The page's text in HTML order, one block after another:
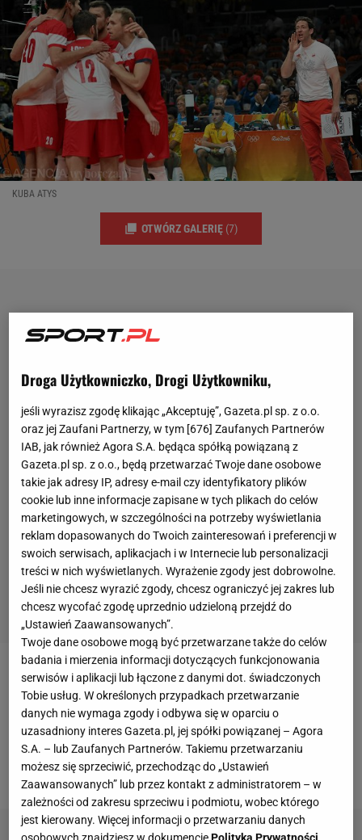
KUBA ATYS
OTWÓRZ GALERIĘ (7)
Przed turniejem olimpijskim formapolskichsiatkarzy
nie była imponująca. Kibice zastanawiali się, jak
polscy zawodnicy wypadną w Rio de Janeiro.
StephaneAntigauspokajał, że forma przyjdzie w
odpowiednim momencie. Miał rację.
Droga Użytkowniczko, Drogi Użytkowniku,
jeśli wyrazisz zgodę klikając „Akceptuję”, Gazeta.pl sp. z o.o.
oraz jej Zaufani Partnerzy, w tym [676] Zaufanych Partnerów
IAB, jak również Agora S.A. będąca spółką powiązaną z
Gazeta.pl sp. z o.o., będą przetwarzać Twoje dane osobowe
takie jak adresy IP, adresy e-mail czy identyfikatory plików
cookie lub inne informacje zapisane w tych plikach do celów
marketingowych, w szczególności na potrzeby wyświetlania
reklam dopasowanych do Twoich zainteresowań i preferencji w
swoich serwisach, aplikacjach i w Internecie lub personalizacji
treści w nich wyświetlanych. Wyrażenie zgody jest dobrowolne.
Jeśli nie chcesz wyrazić zgody, chcesz ograniczyć jej zakres lub
chcesz wycofać zgodę uprzednio udzieloną przejdź do
„Ustawień Zaawansowanych”.
Twoje dane osobowe mogą być przetwarzane także do celów
badania i mierzenia informacji dotyczących funkcjonowania
serwisów i aplikacji lub łączone z danymi dot. świadczonych
Tobie usług. W określonych przypadkach przetwarzanie
danych nie wymaga zgody i odbywa się w oparciu o
uzasadniony interes Gazeta.pl, jej spółki powiązanej – Agora
S.A. – lub Zaufanych Partnerów. Takiemu przetwarzaniu
możesz się sprzeciwić, przechodząc do „Ustawień
Zaawansowanych” lub przez kontakt z administratorem – w
zależności od zakresu sprzeciwu i podmiotu, wobec którego
jest kierowany. Więcej informacji o przetwarzaniu danych